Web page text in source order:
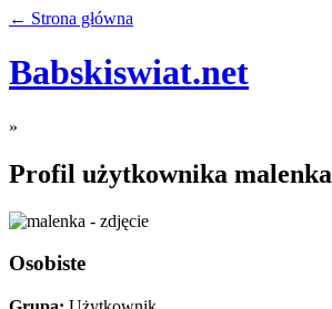
← Strona główna
Babskiswiat.net
»
Profil użytkownika malenka
Osobiste